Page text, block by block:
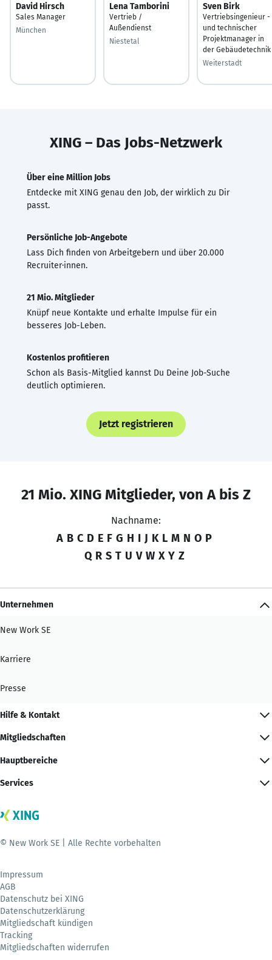
David Hirsch
Sales Manager
München
Lena Tamborini
Vertrieb /
Außendienst
Niestetal
Sven Birk
Vertriebsingenieur -
und technischer
Projektmanager in
der Gebäudetechnik
Weiterstadt
XING – Das Jobs-Netzwerk
Über eine Million Jobs
Entdecke mit XING genau den Job, der wirklich zu Dir
passt.
Persönliche Job-Angebote
Lass Dich finden von Arbeitgebern und über 20.000
Recruiter·innen.
21 Mio. Mitglieder
Knüpf neue Kontakte und erhalte Impulse für ein
besseres Job-Leben.
Kostenlos profitieren
Schon als Basis-Mitglied kannst Du Deine Job-Suche
deutlich optimieren.
Jetzt registrieren
21 Mio. XING Mitglieder, von A bis Z
Nachname:
A B C D E F G H I J K L M N O P
Q R S T U V W X Y Z
Unternehmen
New Work SE
Karriere
Presse
Hilfe & Kontakt
Mitgliedschaften
Hauptbereiche
Services
© New Work SE | Alle Rechte vorbehalten
Impressum
AGB
Datenschutz bei XING
Datenschutzerklärung
Mitgliedschaft kündigen
Tracking
Mitgliedschaften widerrufen